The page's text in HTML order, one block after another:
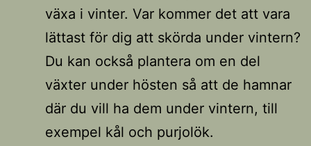
växa i vinter. Var kommer det att vara
lättast för dig att skörda under vintern?
Du kan också plantera om en del
växter under hösten så att de hamnar
där du vill ha dem under vintern, till
exempel kål och purjolök.